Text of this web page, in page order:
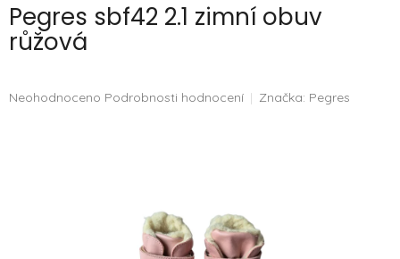
Pegres sbf42 2.1 zimní obuv
růžová
Průměrné
Neohodnoceno Podrobnosti hodnocení Značka: Pegres